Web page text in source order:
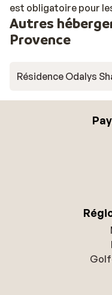
est obligatoire pour
Autres
Provence
Résidence Odalys